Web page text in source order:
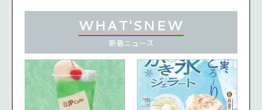
WHAT'SNEW
新着ニュース